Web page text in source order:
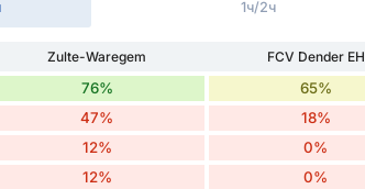
1ч/2ч
Zulte-Waregem
FCV Dender EH
76% 65%
47% 18%
12% 0%
12% 0%